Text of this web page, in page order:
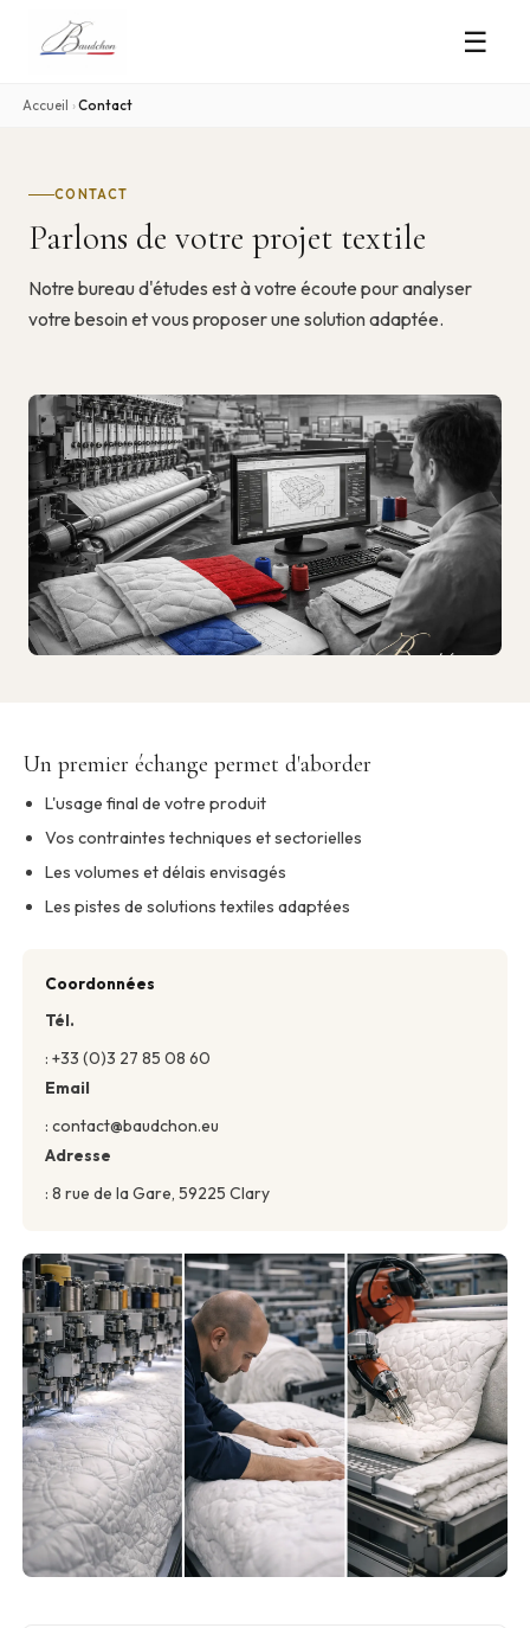
☰
Accueil ›Contact
CONTACT
Parlons de votre projet textile
Notre bureau d'études est à votre écoute pour analyser
votre besoin et vous proposer une solution adaptée.
Un premier échange permet d'aborder
L'usage final de votre produit
Vos contraintes techniques et sectorielles
Les volumes et délais envisagés
Les pistes de solutions textiles adaptées
Coordonnées
Tél.
: +33 (0)3 27 85 08 60
Email
: contact@baudchon.eu
Adresse
: 8 rue de la Gare, 59225 Clary